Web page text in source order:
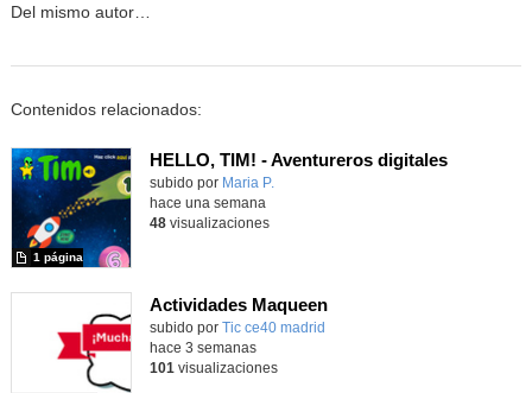
Del mismo autor…
Contenidos relacionados:
HELLO, TIM! - Aventureros digitales
Contenido educativo.
subido por Maria P.
1 página
hace una semana
48visualizaciones
Actividades Maqueen
Contenido educativo.
subido por Tic ce40 madrid
hace 3 semanas
101 visualizaciones